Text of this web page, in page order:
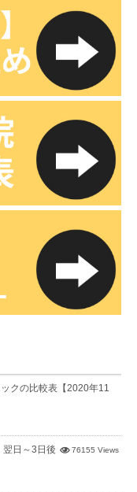
クの比較表【2020年11
翌日～3日後 76155 Views